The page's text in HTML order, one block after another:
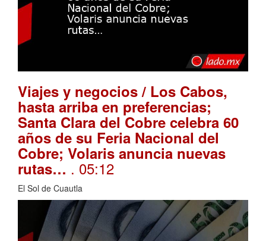
Viajes y negocios / Los Cabos,
hasta arriba en preferencias;
Santa Clara del Cobre celebra 60
años de su Feria Nacional del
Cobre; Volaris anuncia nuevas
rutas… . 05:12
El Sol de Cuautla